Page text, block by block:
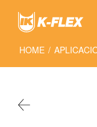
content
HOME /